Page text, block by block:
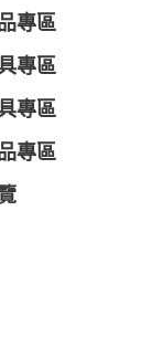
專區
專區
專區
專區